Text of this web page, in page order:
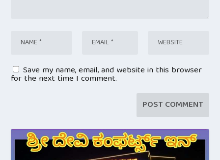
Save my name, email, and website in this browser
for the next time I comment.